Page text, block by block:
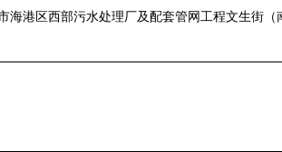
海港区西部污水处理厂及配套管网工程文生街（